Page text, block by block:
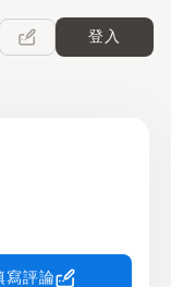
登入
寫評論